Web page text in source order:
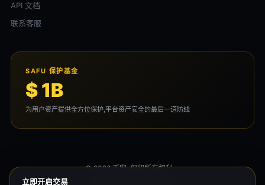
API 文档
联系客服
SAFU 保护基金
$ 1B
为用户资产提供全方位保护,平台资产安全的最后一道防线
© 2026 币安. 保留所有权利。
立即开启交易